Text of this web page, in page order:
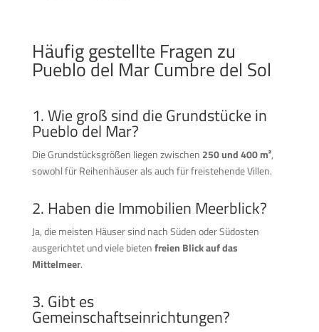
Häufig gestellte Fragen zu
Pueblo del Mar Cumbre del Sol
1. Wie groß sind die Grundstücke in
Pueblo del Mar?
Die Grundstücksgrößen liegen zwischen 250 und 400 m²,
sowohl für Reihenhäuser als auch für freistehende Villen.
2. Haben die Immobilien Meerblick?
Ja, die meisten Häuser sind nach Süden oder Südosten
ausgerichtet und viele bietenfreien Blick auf das
Mittelmeer.
3. Gibt es
Gemeinschaftseinrichtungen?